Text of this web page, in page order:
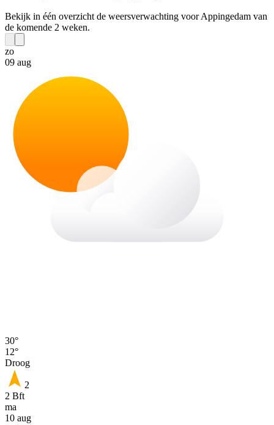
Bekijk in één overzicht de weersverwachting voor Appingedam van
de komende 2 weken.
zo
09 aug
30°
12°
Droog
2
2 Bft
ma
10 aug